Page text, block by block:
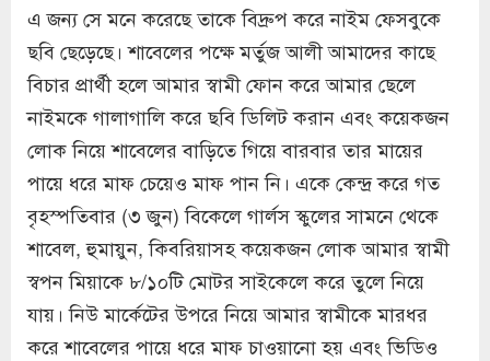
এ জন্য সে মনে করেছে তাকে বিদ্রুপ করে নাইম ফেসবুকে
ছবি ছেড়েছে। শাবেলের পক্ষে মর্তুজ আলী আমাদের কাছে
বিচার প্রার্থী হলে আমার স্বামী ফোন করে আমার ছেলে
নাইমকে গালাগালি করে ছবি ডিলিট করান এবং কয়েকজন
লোক নিয়ে শাবেলের বাড়িতে গিয়ে বারবার তার মায়ের
পায়ে ধরে মাফ চেয়েও মাফ পান নি। একে কেন্দ্র করে গত
বৃহস্পতিবার (৩ জুন) বিকেলে গার্লস স্কুলের সামনে থেকে
শাবেল, হুমায়ুন, কিবরিয়াসহ কয়েকজন লোক আমার স্বামী
স্বপন মিয়াকে ৮/১০টি মোটর সাইকেলে করে তুলে নিয়ে
যায়। নিউ মার্কেটের উপরে নিয়ে আমার স্বামীকে মারধর
করে শাবেলের পায়ে ধরে মাফ চাওয়ানো হয় এবং ভিডিও